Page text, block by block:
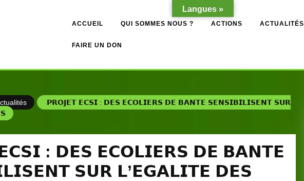
ACCUEIL QUI SOMMES NOUS ? ACTIONS ACTUALITÉS
FAIRE UN DON
𝗣𝗥𝗢𝗝𝗘𝗧 𝗘𝗖𝗦𝗜 : 𝗗𝗘𝗦 𝗘𝗖𝗢𝗟𝗜𝗘𝗥𝗦 𝗗𝗘 𝗕𝗔𝗡𝗧𝗘 𝗦𝗘𝗡𝗦𝗜𝗕𝗜𝗟𝗜𝗦𝗘𝗡𝗧 𝗦𝗨𝗥
: 𝗗𝗘𝗦 𝗘𝗖𝗢𝗟𝗜𝗘𝗥𝗦 𝗗𝗘 𝗕𝗔𝗡𝗧𝗘
𝗦𝗨𝗥 𝗟’𝗘𝗚𝗔𝗟𝗜𝗧𝗘 𝗗𝗘𝗦
Langues »